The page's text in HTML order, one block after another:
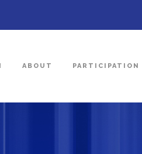
ABOUT PARTICIPATION